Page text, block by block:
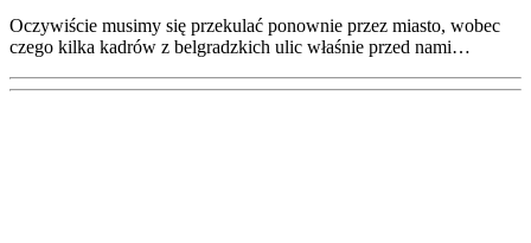
Oczywiście musimy się przekulać ponownie przez miasto, wobec
czego kilka kadrów z belgradzkich ulic właśnie przed nami…